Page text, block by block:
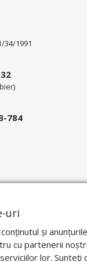
34/1991
784
uri
și
cu partenerii
lor.